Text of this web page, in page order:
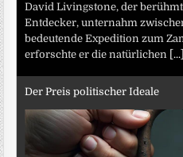
David Livingstone, der
Entdecker, unternahm
bedeutende Expedition zum
erforschte er die natürlichen [...]
Der Preis politischer Ideale